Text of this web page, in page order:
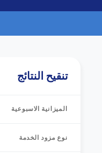
تعمل؟
تنقيح النتائج
الميزانية الاسبوعية
نوع مزود الخدمة